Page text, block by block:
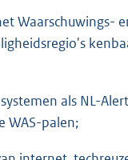
Waarschuwings-
als NL-
WAS-palen;